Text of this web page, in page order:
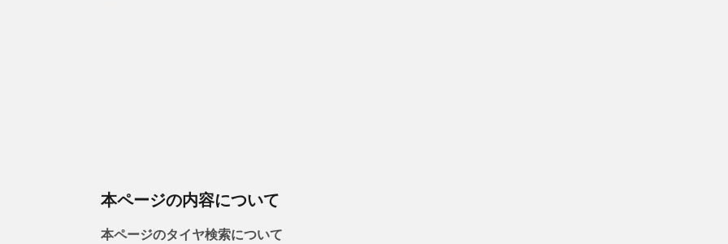
本ページの内容について
本ページのタイヤ検索について